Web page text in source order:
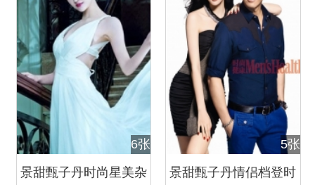
6张
景甜甄子丹时尚星美杂
5张
景甜甄子丹情侣档登时